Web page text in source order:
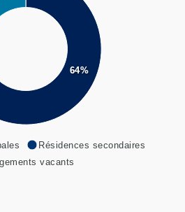
64%
Résidences secondaires
vacants